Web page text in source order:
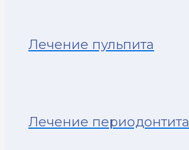
Лечение пульпита
Лечение периодонтита